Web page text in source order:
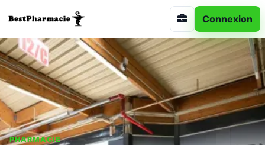
Connexion
PHARMACIE